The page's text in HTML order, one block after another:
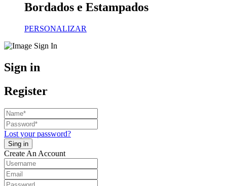
Bordados e Estampados
PERSONALIZAR
Sign in
Register
Lost your password?
Create An Account